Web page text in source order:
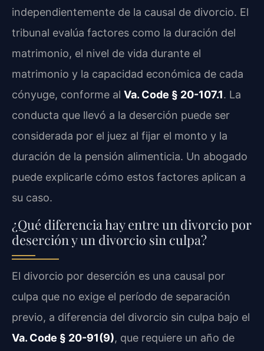
independientemente de la causal de divorcio. El
tribunal evalúa factores como la duración del
matrimonio, el nivel de vida durante el
matrimonio y la capacidad económica de cada
cónyuge, conforme al Va. Code § 20-107.1. La
conducta que llevó a la deserción puede ser
considerada por el juez al fijar el monto y la
duración de la pensión alimenticia. Un abogado
puede explicarle cómo estos factores aplican a
su caso.
¿Qué diferencia hay entre un divorcio por
deserción y un divorcio sin culpa?
El divorcio por deserción es una causal por
culpa que no exige el período de separación
previo, a diferencia del divorcio sin culpa bajo el
Va. Code § 20-91(9), que requiere un año de